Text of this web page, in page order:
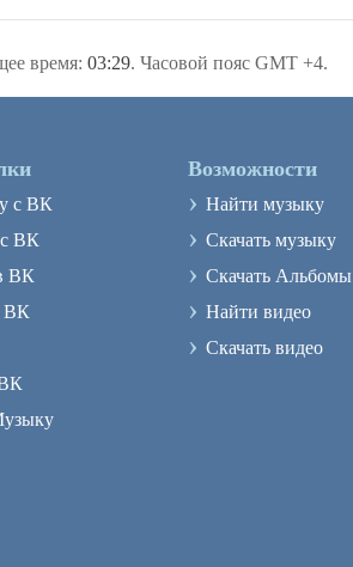
время: 03:29. Часовой пояс GMT +4.
с ВК
с ВК
ВК
ВК
Возможности
› Найти музыку
› Скачать музыку
› Скачать Альбомы
› Найти видео
› Скачать видео